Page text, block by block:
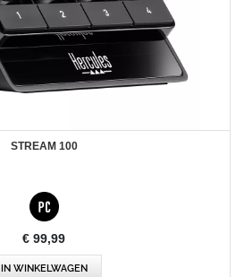
STREAM 100
€ 99,99
IN WINKELWAGEN